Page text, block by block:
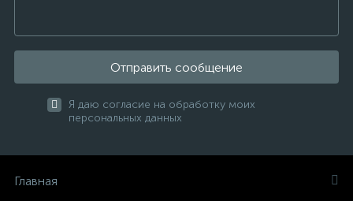
Отправить сообщение
Я даю согласие на обработку моих
персональных данных
Главная